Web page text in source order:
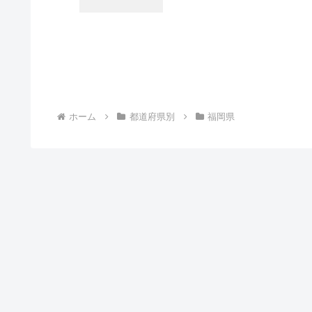
ホーム 都道府県別 福岡県